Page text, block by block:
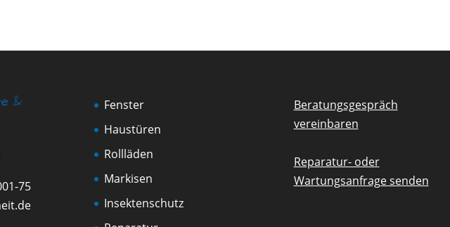
&
75
Fenster
Haustüren
Rollläden
Markisen
Insektenschutz
Beratungsgespräch
vereinbaren
Reparatur- oder
Wartungsanfrage senden